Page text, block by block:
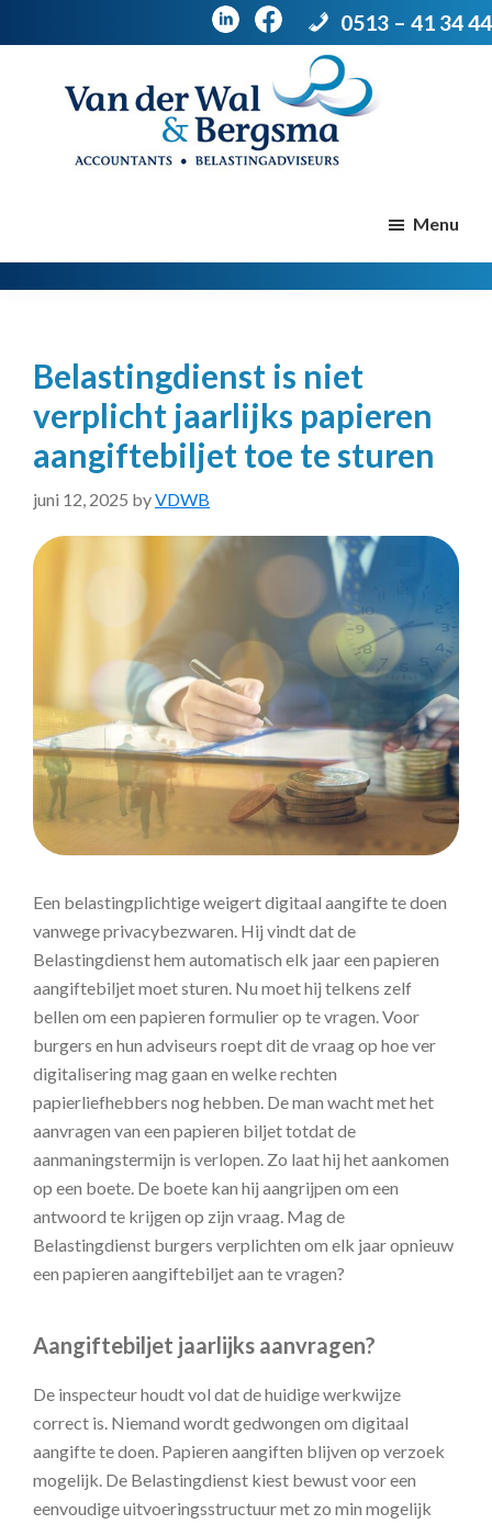
0513 – 41 34 44
Menu
Belastingdienst is niet
verplicht jaarlijks papieren
aangiftebiljet toe te sturen
juni 12, 2025 byVDWB
Een belastingplichtige weigert digitaal aangifte te doen
vanwege privacybezwaren. Hij vindt dat de
Belastingdienst hem automatisch elk jaar een papieren
aangiftebiljet moet sturen. Nu moet hij telkens zelf
bellen om een papieren formulier op te vragen. Voor
burgers en hun adviseurs roept dit de vraag op hoe ver
digitalisering mag gaan en welke rechten
papierliefhebbers nog hebben. De man wacht met het
aanvragen van een papieren biljet totdat de
aanmaningstermijn is verlopen. Zo laat hij het aankomen
op een boete. De boete kan hij aangrijpen om een
antwoord te krijgen op zijn vraag. Mag de
Belastingdienst burgers verplichten om elk jaar opnieuw
een papieren aangiftebiljet aan te vragen?
Aangiftebiljet jaarlijks aanvragen?
De inspecteur houdt vol dat de huidige werkwijze
correct is. Niemand wordt gedwongen om digitaal
aangifte te doen. Papieren aangiften blijven op verzoek
mogelijk. De Belastingdienst kiest bewust voor een
eenvoudige uitvoeringsstructuur met zo min mogelijk